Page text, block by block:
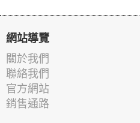
網站導覽
關於我們
聯絡我們
官方網站
銷售通路